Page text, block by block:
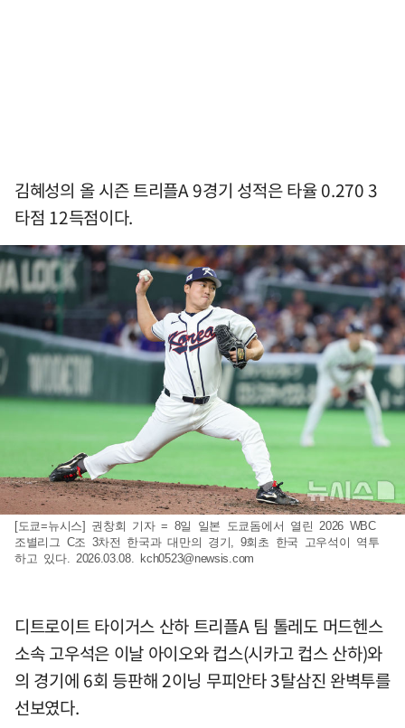
김혜성의 올 시즌 트리플A 9경기 성적은 타율 0.270 3
타점 12득점이다.
[도쿄=뉴시스] 권창회 기자 = 8일 일본 도쿄돔에서 열린 2026 WBC
조별리그 C조 3차전 한국과 대만의 경기, 9회초 한국 고우석이 역투
하고 있다. 2026.03.08. kch0523@newsis.com
디트로이트 타이거스 산하 트리플A 팀 톨레도 머드헨스
소속 고우석은 이날 아이오와 컵스(시카고 컵스 산하)와
의 경기에 6회 등판해 2이닝 무피안타 3탈삼진 완벽투를
선보였다.